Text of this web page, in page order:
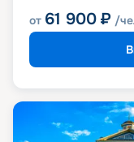
от 61 900 ₽ /